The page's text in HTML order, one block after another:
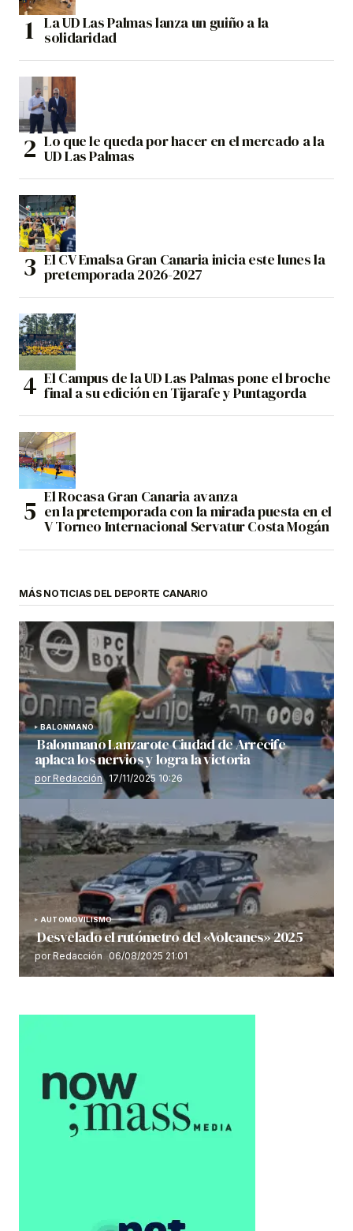
La UD Las Palmas lanza un guiño a la
solidaridad
Lo que le queda por hacer en el mercado a la
UD Las Palmas
El CV Emalsa Gran Canaria inicia este lunes la
pretemporada 2026-2027
El Campus de la UD Las Palmas pone el broche
final a su edición en Tijarafe y Puntagorda
El Rocasa Gran Canaria avanza
en la pretemporada con la mirada puesta en el
V Torneo Internacional Servatur Costa Mogán
MÁS NOTICIAS DEL DEPORTE CANARIO
BALONMANO
Balonmano Lanzarote Ciudad de Arrecife
aplaca los nervios y logra la victoria
por Redacción 17/11/2025 10:26
AUTOMOVILISMO
Desvelado el rutómetro del «Volcanes» 2025
por Redacción 06/08/2025 21:01